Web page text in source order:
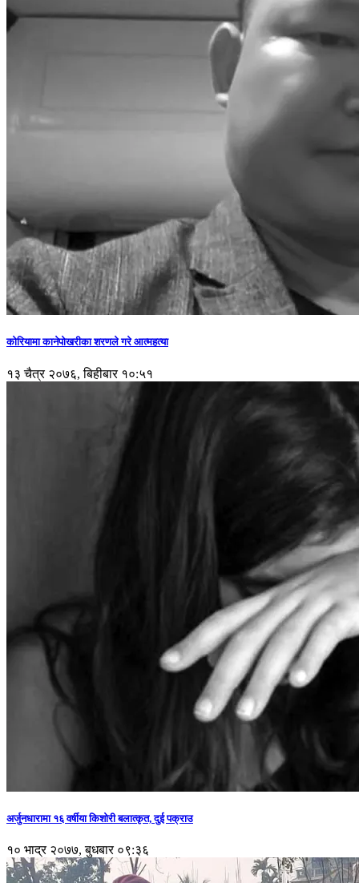
कोरियामा कानेपोखरीका शरणले गरे आत्महत्या
१३ चैत्र २०७६, बिहीबार १०:५१
अर्जुनधारामा १६ वर्षीया किशोरी बलात्कृत, दुई पक्राउ
१० भाद्र २०७७, बुधबार ०९:३६